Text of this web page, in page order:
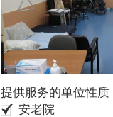
提供服务的单位性质
安老院